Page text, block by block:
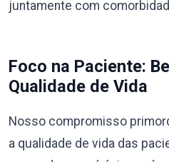
juntamente com
Foco na Paciente:
Qualidade de Vida
Nosso compromisso
a qualidade de vida das